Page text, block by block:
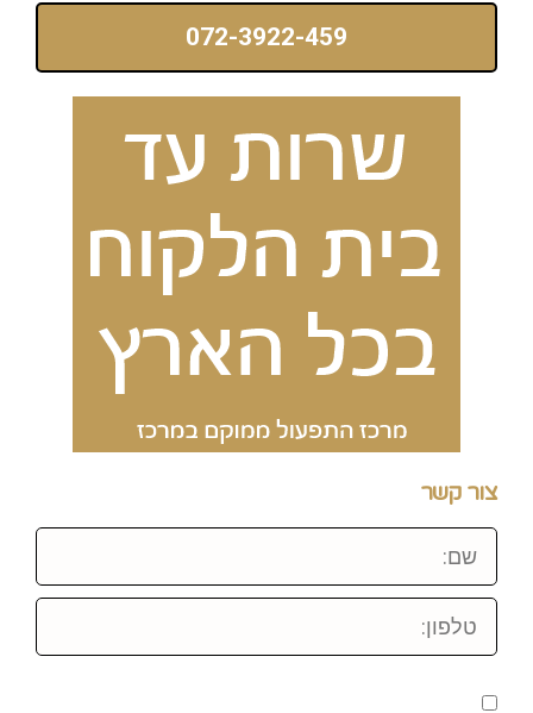
072-3922-459
צור קשר
שם:
טלפון: